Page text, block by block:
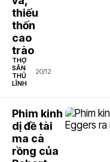
thiếu
thốn
cao
trào
THỢ
SĂN
THỦ
LĨNH
20/12
Phim kinh
dị đề tài
ma cà
rồng của